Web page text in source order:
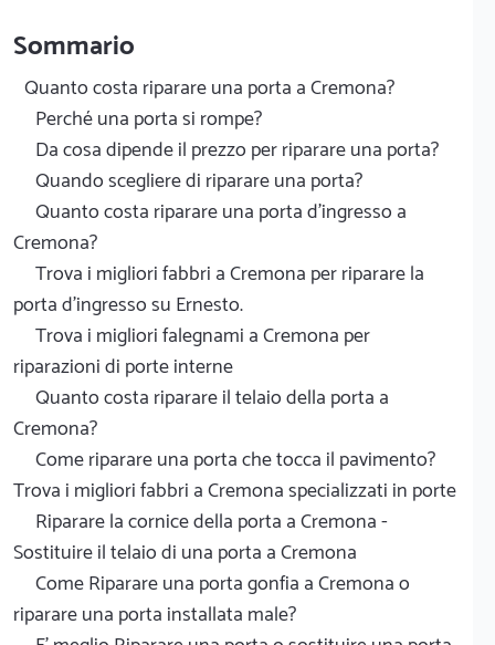
Sommario
Quanto costa riparare una porta a Cremona?
Perché una porta si rompe?
Da cosa dipende il prezzo per riparare una porta?
Quando scegliere di riparare una porta?
Quanto costa riparare una porta d'ingresso a
Cremona?
Trova i migliori fabbri a Cremona per riparare la
porta d'ingresso su Ernesto.
Trova i migliori falegnami a Cremona per
riparazioni di porte interne
Quanto costa riparare il telaio della porta a
Cremona?
Come riparare una porta che tocca il pavimento?
Trova i migliori fabbri a Cremona specializzati in porte
Riparare la cornice della porta a Cremona -
Sostituire il telaio di una porta a Cremona
Come Riparare una porta gonfia a Cremona o
riparare una porta installata male?